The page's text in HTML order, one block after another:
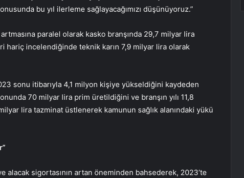
bu yıl ilerleme sağlayacağımızı düşünüyoruz.”
paralel olarak kasko branşında 29,7 milyar lira
hariç incelendiğinde teknik karın 7,9 milyar lira olarak
sonu itibarıyla 4,1 milyon kişiye yükseldiğini kaydeden
70 milyar lira prim üretildiğini ve branşın yılı 11,8
lira tazminat üstlenerek kamunun sağlık alanındaki yükü
alacak sigortasının artan öneminden bahsederek, 2023’te